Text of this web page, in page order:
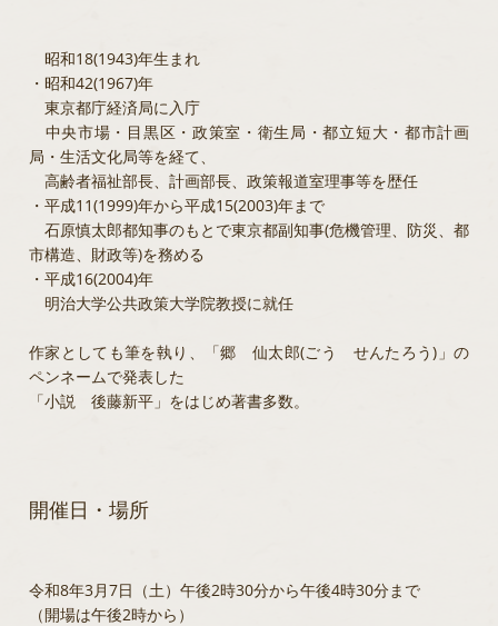
昭和18(1943)年生まれ
・昭和42(1967)年
東京都庁経済局に入庁
中央市場・目黒区・政策室・衛生局・都立短大・都市計画
局・生活文化局等を経て、
高齢者福祉部長、計画部長、政策報道室理事等を歴任
・平成11(1999)年から平成15(2003)年まで
石原慎太郎都知事のもとで東京都副知事(危機管理、防災、都
市構造、財政等)を務める
・平成16(2004)年
明治大学公共政策大学院教授に就任
作家としても筆を執り、「郷 仙太郎(ごう せんたろう)」の
ペンネームで発表した
「小説 後藤新平」をはじめ著書多数。
開催日・場所
令和8年3月7日（土）午後2時30分から午後4時30分まで
（開場は午後2時から）